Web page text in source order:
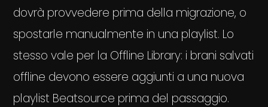
dovrà provvedere prima della migrazione, o
spostarle manualmente in una playlist. Lo
stesso vale per la Offline Library: i brani salvati
offline devono essere aggiunti a una nuova
playlist Beatsource prima del passaggio.